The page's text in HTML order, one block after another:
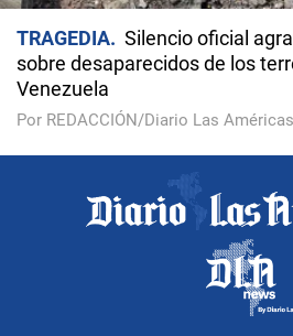
TRAGEDIA
Silencio oficial
sobre desaparecidos de los
Venezuela
Por REDACCIÓN/Diario Las Américas